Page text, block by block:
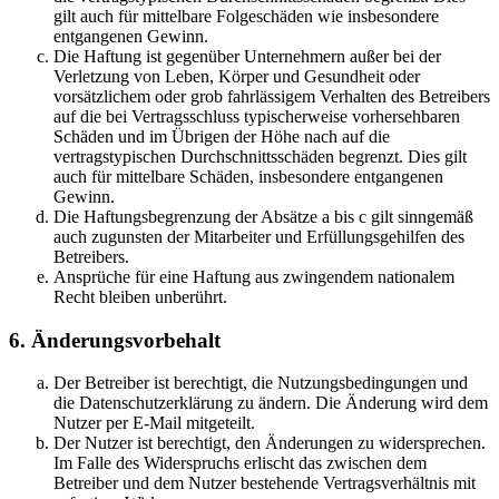
gilt auch für mittelbare Folgeschäden wie insbesondere
entgangenen Gewinn.
Die Haftung ist gegenüber Unternehmern außer bei der
Verletzung von Leben, Körper und Gesundheit oder
vorsätzlichem oder grob fahrlässigem Verhalten des Betreibers
auf die bei Vertragsschluss typischerweise vorhersehbaren
Schäden und im Übrigen der Höhe nach auf die
vertragstypischen Durchschnittsschäden begrenzt. Dies gilt
auch für mittelbare Schäden, insbesondere entgangenen
Gewinn.
Die Haftungsbegrenzung der Absätze a bis c gilt sinngemäß
auch zugunsten der Mitarbeiter und Erfüllungsgehilfen des
Betreibers.
Ansprüche für eine Haftung aus zwingendem nationalem
Recht bleiben unberührt.
6. Änderungsvorbehalt
Der Betreiber ist berechtigt, die Nutzungsbedingungen und
die Datenschutzerklärung zu ändern. Die Änderung wird dem
Nutzer per E-Mail mitgeteilt.
Der Nutzer ist berechtigt, den Änderungen zu widersprechen.
Im Falle des Widerspruchs erlischt das zwischen dem
Betreiber und dem Nutzer bestehende Vertragsverhältnis mit